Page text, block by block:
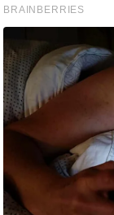
प
र
स
मी
क्षा
ध
र्म
ति
ष